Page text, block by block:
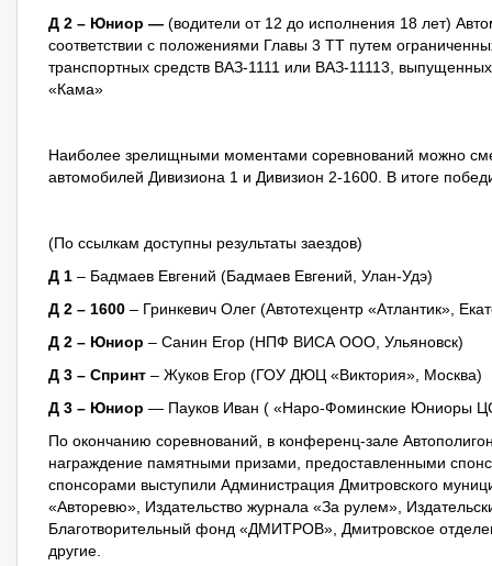
Д 2 – Юниор — (водители от 12 до исполнения 18 лет)
соответствии с положениями Главы 3 ТТ путем
транспортных средств ВАЗ-1111 или ВАЗ-11113,
«Кама»
Наиболее зрелищными моментами соревнований можно
автомобилей Дивизиона 1 и Дивизион 2-1600. В итоге
(По ссылкам доступны результаты заездов)
Д 1 – Бадмаев Евгений (Бадмаев Евгений, Улан-Удэ)
Д 2 – 1600 – Гринкевич Олег (Автотехцентр «Атлантик»,
Д 2 – Юниор – Санин Егор (НПФ ВИСА ООО, Ульяновск)
Д 3 – Спринт – Жуков Егор (ГОУ ДЮЦ «Виктория», Москва)
Д 3 – Юниор — Пауков Иван ( «Наро-Фоминские Юниоры
По окончанию соревнований, в конференц-зале
награждение памятными призами, предоставленными
спонсорами выступили Администрация Дмитровского
«Авторевю», Издательство журнала «За рулем»,
Благотворительный фонд «ДМИТРОВ», Дмитровское
другие.